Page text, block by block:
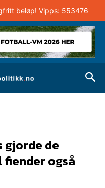
beløp! Vipps: 553476
gjorde de
også